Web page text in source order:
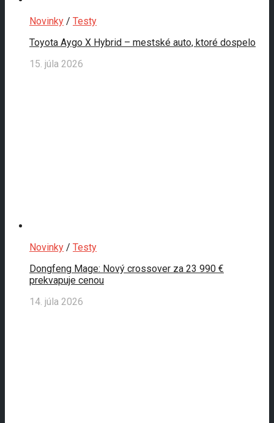
Novinky / Testy
Toyota Aygo X Hybrid – mestské auto, ktoré dospelo
15. júla 2026
Novinky / Testy
Dongfeng Mage: Nový crossover za 23 990 €
prekvapuje cenou
14. júla 2026